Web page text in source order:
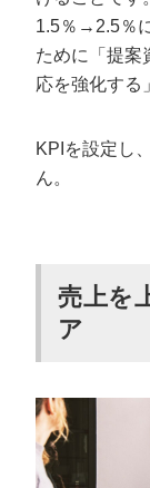
1.5％→2.5％
ために「提案
応を強化する
KPIを設定し
ん。
売上を
ア